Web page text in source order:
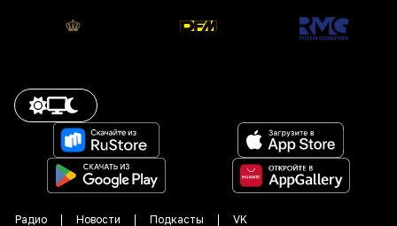
Радио Новости Подкасты VK